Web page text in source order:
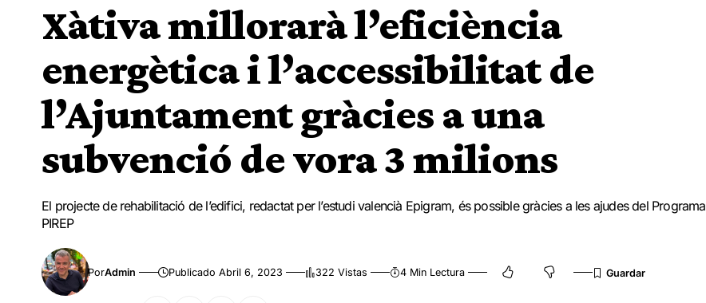
Xàtiva millorarà l’eficiència
energètica i l’accessibilitat de
l’Ajuntament gràcies a una
subvenció de vora 3 milions
El projecte de rehabilitació de l’edifici, redactat per l’estudi valencià Epigram, és possible gràcies a les ajudes del Programa
PIREP
PorAdmin Publicado Abril 6, 2023 322 Vistas 4 Min Lectura